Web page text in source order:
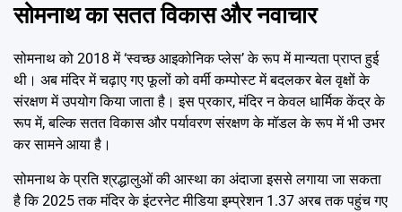
सोमनाथ का सतत विकास और नवाचार
सोमनाथ को 2018 में ‘स्वच्छ आइकोनिक प्लेस’ के रूप में मान्यता प्राप्त हुई
थी। अब मंदिर में चढ़ाए गए फूलों को वर्मी कम्पोस्ट में बदलकर बेल वृक्षों के
संरक्षण में उपयोग किया जाता है। इस प्रकार, मंदिर न केवल धार्मिक केंद्र के
रूप में, बल्कि सतत विकास और पर्यावरण संरक्षण के मॉडल के रूप में भी उभर
कर सामने आया है।
सोमनाथ के प्रति श्रद्धालुओं की आस्था का अंदाजा इससे लगाया जा सकता
है कि 2025 तक मंदिर के इंटरनेट मीडिया इम्प्रेशन 1.37 अरब तक पहुंच गए